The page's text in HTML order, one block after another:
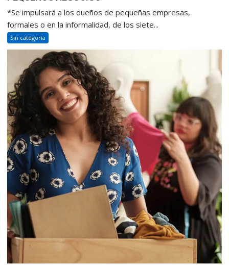
*Se impulsará a los dueños de pequeñas empresas,
formales o en la informalidad, de los siete...
Sin categoría